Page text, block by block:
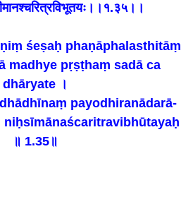
śeṣaḥ phaṇāphalasthitāṃ
madhye pṛṣṭhaṃ sadā ca
dhāryate ।
payodhiranādarā-
niḥsīmānaścaritravibhūtayaḥ
॥ 1.35॥